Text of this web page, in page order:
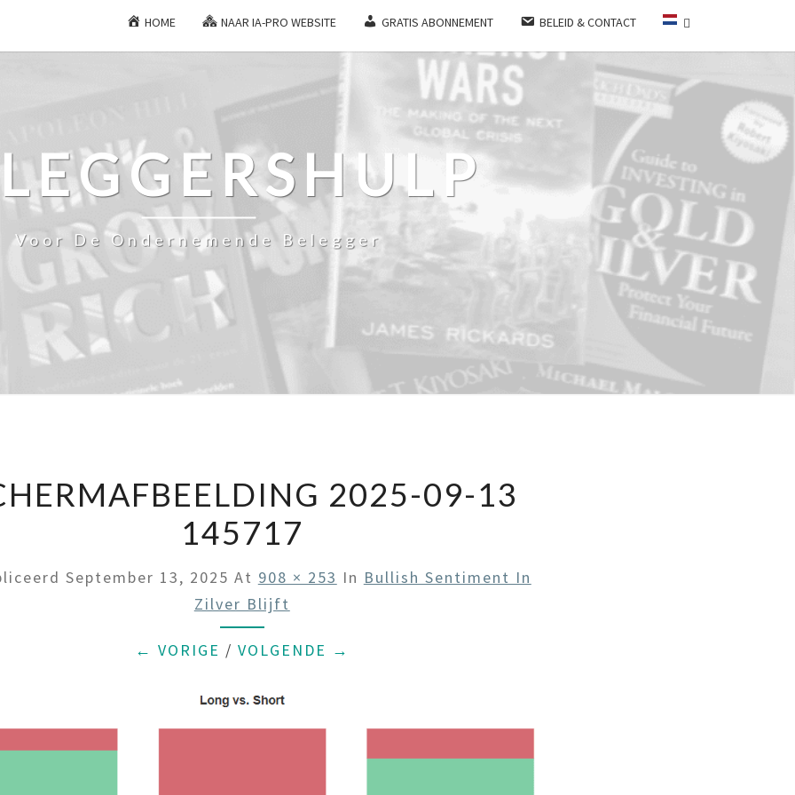
HOME NAAR IA-PRO WEBSITE GRATIS ABONNEMENT BELEID & CONTACT
Voor De Ondernemende Belegger
2025-09-13
145717
September 13, 2025 At 908 × 253 In Bullish Sentiment In
Zilver Blijft
← VORIGE / VOLGENDE →